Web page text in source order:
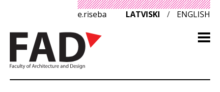
e.riseba LATVISKI / ENGLISH